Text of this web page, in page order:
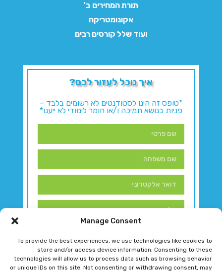
Manage Consent
To provide the best experiences, we use technologies like cookies to
store and/or access device information. Consenting to these
technologies will allow us to process data such as browsing behavior
or unique IDs on this site. Not consenting or withdrawing consent, may
תורת המחירים ב'
אקונומטריקה
ועוד שלל קורסים רבים
איך נוכל לעזור לכם?
*טופס זה הינו לסטודנטים לא רשומים בלבד –
פניות בנושא תמיכה ו/או חומר לימודי לא ייענו*